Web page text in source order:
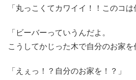
「丸っこくてカワイイ！！このコは
「ビーバーっていうんだよ。
こうしてかじった木で自分のお家を
「えぇっ！？自分のお家を！？」